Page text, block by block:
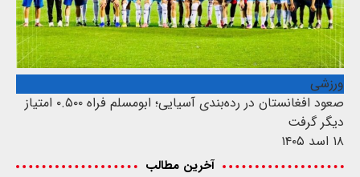
ورزشی
صعود افغانستان در رده‌بندی آسیایی؛ ابومسلم فراه ۰.۵۰۰ امتیاز
دیگر گرفت
۱۸ اسد ۱۴۰۵
آخرین مطالب